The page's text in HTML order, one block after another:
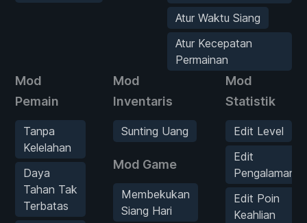
Atur Waktu Siang
Atur Kecepatan
Permainan
Mod
Pemain
Tanpa
Kelelahan
Daya
Tahan Tak
Terbatas
Mod
Inventaris
Sunting Uang
Mod Game
Membekukan
Siang Hari
Mod
Statistik
Edit Level
Edit
Pengalaman
Edit Poin
Keahlian